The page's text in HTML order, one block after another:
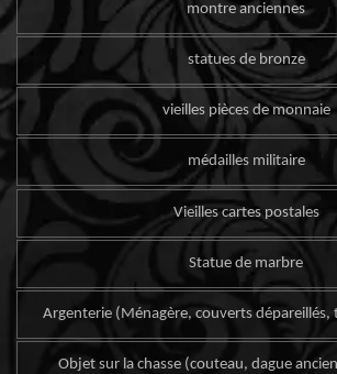
montre anciennes
statues de bronze
vieilles pièces de monnaie
médailles militaire
Vieilles cartes postales
Statue de marbre
Argenterie (Ménagère, couverts dépareillés,
Objet sur la chasse (couteau, dague